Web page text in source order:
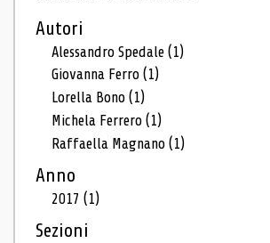
Autori
Alessandro Spedale(1)
Giovanna Ferro(1)
Lorella Bono(1)
Michela Ferrero(1)
Raffaella Magnano(1)
Anno
2017(1)
Sezioni